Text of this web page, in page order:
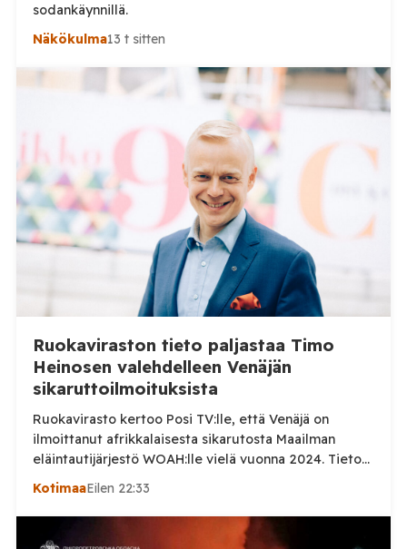
sodankäynnillä.
Näkökulma13 t sitten
Ruokaviraston tieto paljastaa Timo
Heinosen valehdelleen Venäjän
sikaruttoilmoituksista
Ruokavirasto kertoo Posi TV:lle, että Venäjä on
ilmoittanut afrikkalaisesta sikarutosta Maailman
eläintautijärjestö WOAH:lle vielä vuonna 2024. Tieto
haastaa kokoomuksen kansanedustaja Timo Heinosen
sikaruttoilmoituksista. Suomi on puolestaan
ilmoittanut tuoreesta Virolahden tapauksesta sekä
KotimaaEilen 22:33